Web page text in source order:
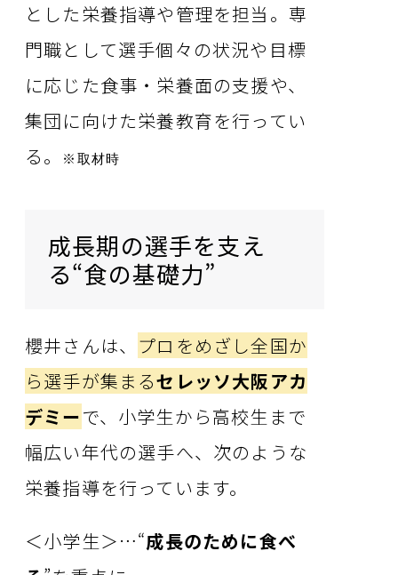
とした栄養指導や管理を担当。専
門職として選手個々の状況や目標
に応じた食事・栄養面の支援や、
集団に向けた栄養教育を行ってい
る。
※取材時
成長期の選手を支え
る“食の基礎力”
櫻井さんは、 プロをめざし全国か
ら選手が集まるセレッソ大阪アカ
デミーで、小学生から高校生まで
幅広い年代の選手へ、次のような
栄養指導を行っています。
＜小学生＞…“成長のために食べ